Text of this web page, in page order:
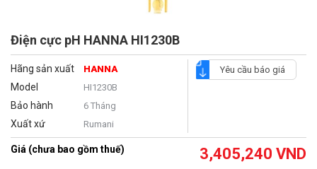
Điện cực pH HANNA HI1230B
Hãng sản xuất HANNA
Model HI1230B
Bảo hành 6 Tháng
Xuất xứ Rumani
Yêu cầu báo giá
Giá (chưa bao gồm thuế) 3,405,240 VND